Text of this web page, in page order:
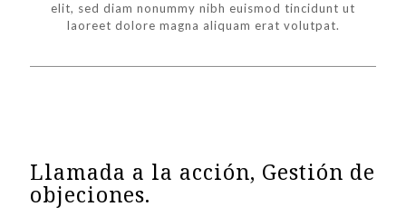
elit, sed diam nonummy nibh euismod tincidunt ut
laoreet dolore magna aliquam erat volutpat.
Llamada a la acción, Gestión de
objeciones.